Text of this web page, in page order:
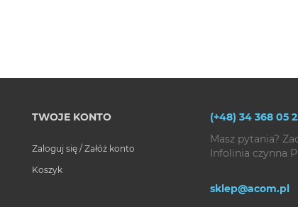
TWOJE KONTO
Zaloguj się / Załóż konto
Koszyk
(+48) 34 368 05
Masz pytania?
Infolinia czynna
sklep@acom.pl